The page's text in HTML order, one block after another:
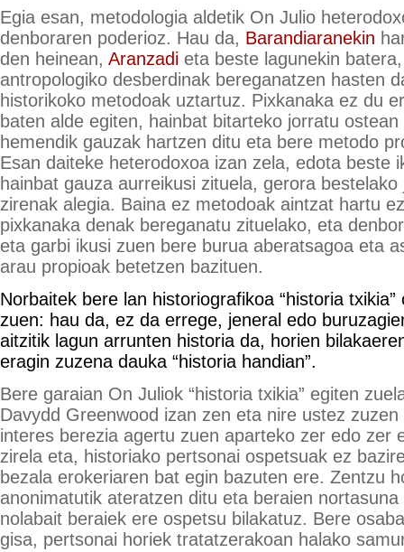
Egia esan, metodologia aldetik On Julio
denboraren poderioz. Hau da, Barandiaranekin
den heinean, Aranzadi eta beste lagunekin
antropologiko desberdinak bereganatzen hasten
historikoko metodoak uztartuz. Pixkanaka ez du
baten alde egiten, hainbat bitarteko jorratu
hemendik gauzak hartzen ditu eta bere metodo
Esan daiteke heterodoxoa izan zela, edota beste
hainbat gauza aurreikusi zituela, gerora
zirenak alegia. Baina ez metodoak aintzat hartu
pixkanaka denak bereganatu zituelako, eta
eta garbi ikusi zuen bere burua aberatsagoa eta
arau propioak betetzen bazituen.
Norbaitek bere lan historiografikoa “historia
zuen: hau da, ez da errege, jeneral edo
aitzitik lagun arrunten historia da, horien
eragin zuzena dauka “historia handian”.
Bere garaian On Juliok “historia txikia” egiten
Davydd Greenwood izan zen eta nire ustez
interes berezia agertu zuen aparteko zer edo zer
zirela eta, historiako pertsonai ospetsuak ez
bezala erokeriaren bat egin bazuten ere. Zentzu
anonimatutik ateratzen ditu eta beraien
nolabait beraiek ere ospetsu bilakatuz. Bere
gisa, pertsonai horiek tratatzerakoan halako